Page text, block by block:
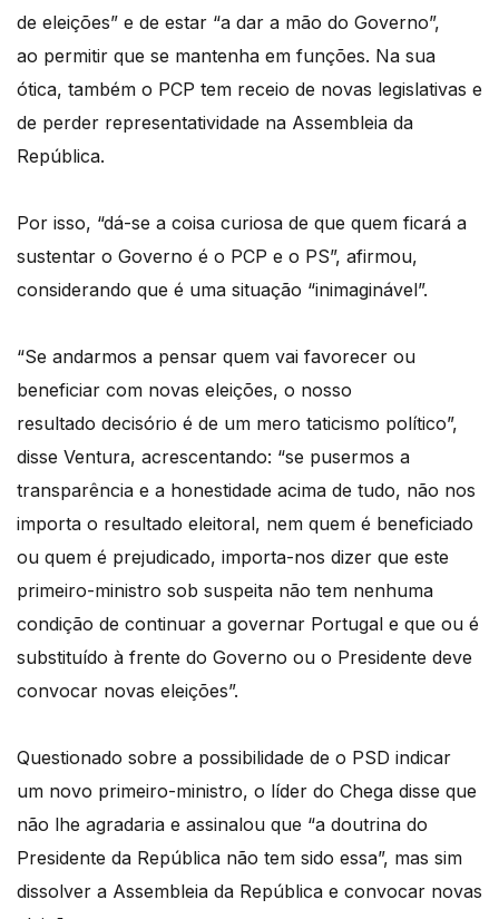
de eleições” e de estar “a dar a mão do Governo”,
ao permitir que se mantenha em funções. Na sua
ótica, também o PCP tem receio de novas legislativas e
de perder representatividade na Assembleia da
República.
Por isso, “dá-se a coisa curiosa de que quem ficará a
sustentar o Governo é o PCP e o PS”, afirmou,
considerando que é uma situação “inimaginável”.
“Se andarmos a pensar quem vai favorecer ou
beneficiar com novas eleições, o nosso
resultado decisório é de um mero taticismo político”,
disse Ventura, acrescentando: “se pusermos a
transparência e a honestidade acima de tudo, não nos
importa o resultado eleitoral, nem quem é beneficiado
ou quem é prejudicado, importa-nos dizer que este
primeiro-ministro sob suspeita não tem nenhuma
condição de continuar a governar Portugal e que ou é
substituído à frente do Governo ou o Presidente deve
convocar novas eleições”.
Questionado sobre a possibilidade de o PSD indicar
um novo primeiro-ministro, o líder do Chega disse que
não lhe agradaria e assinalou que “a doutrina do
Presidente da República não tem sido essa”, mas sim
dissolver a Assembleia da República e convocar novas